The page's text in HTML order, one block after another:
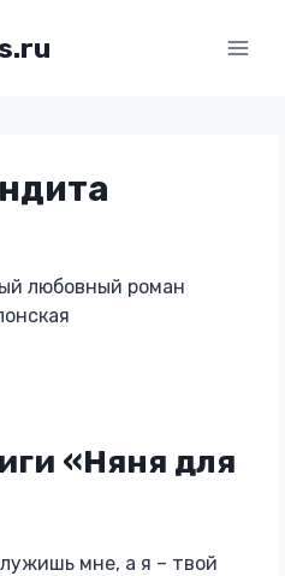
любовный роман
«Няня для
мне, а я – твой